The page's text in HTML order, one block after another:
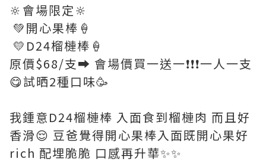
🔆會場限定🔆
💚開心果棒🍦
💛D24榴槤棒🍦
原價$68/支➡️ 會場價買一送一❗️❗️❗️一人一支
😋試晒2種口味🥳
我鍾意D24榴槤棒 入面食到榴槤肉 而且好
香滑😌 豆爸覺得開心果棒入面既開心果好
rich 配埋脆脆 口感再升華✨✨